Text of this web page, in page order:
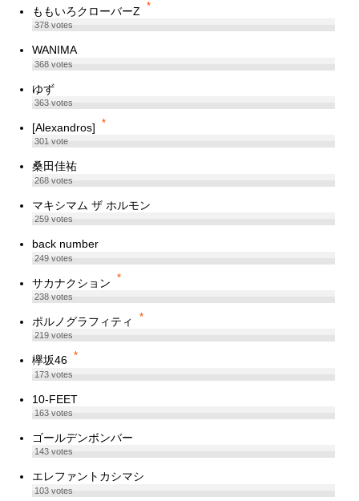
ももいろクローバーZ *
378votes
WANIMA
368votes
ゆず
363votes
[Alexandros] *
301vote
桑田佳祐
268votes
マキシマム ザ ホルモン
259votes
back number
249votes
サカナクション *
238votes
ポルノグラフィティ *
219votes
欅坂46 *
173votes
10-FEET
163votes
ゴールデンボンバー
143votes
エレファントカシマシ
103votes